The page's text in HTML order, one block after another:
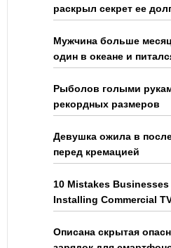
раскрыл секрет ее
Мужчина больше
один в океане и
Рыболов голыми
рекордных размеров
Девушка ожила в
перед кремацией
10 Mistakes Businesses
Installing Commercial
Описана скрытая